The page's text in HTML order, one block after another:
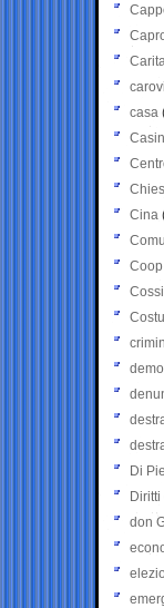
casa
Cina
Coop
Di
don